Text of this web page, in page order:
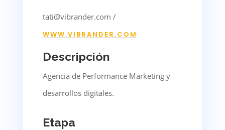
tati@vibrander.com /
WWW.VIBRANDER.COM
Descripción
Agencia de Performance Marketing y
desarrollos digitales.
Etapa